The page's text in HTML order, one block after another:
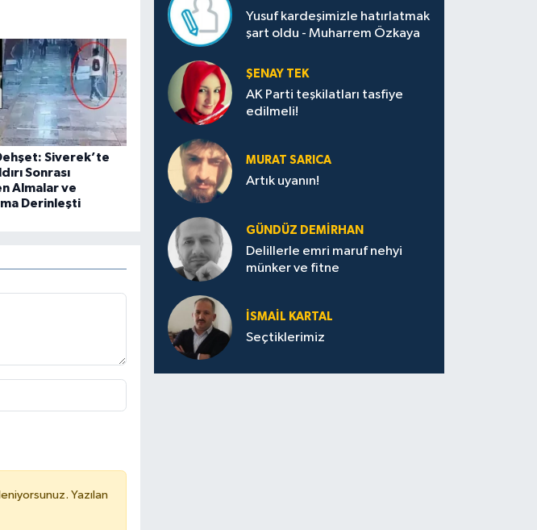
Siverek’te
Sonrası
Almalar ve
Derinleşti
Yazılan
Yusuf kardeşimizle hatırlatmak
şart oldu - Muharrem Özkaya
ŞENAY TEK
AK Parti teşkilatları tasfiye
edilmeli!
MURAT SARICA
Artık uyanın!
GÜNDÜZ DEMIRHAN
Delillerle emri maruf nehyi
münker ve fitne
İSMAIL KARTAL
Seçtiklerimiz